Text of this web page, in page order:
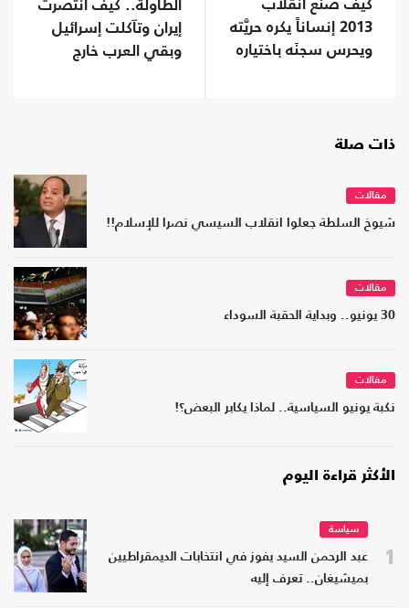
كيف صنع انقلاب
2013 إنساناً يكره حريَّته
ويحرس سجنَه باختياره
الطاولة.. كيف انتصرت
إيران وتآكلت إسرائيل
وبقي العرب خارج
ذات صلة
مقالات
شيوخ السلطة جعلوا انقلاب السيسي نصرا للإسلام!!
مقالات
30 يونيو.. وبداية الحقبة السوداء
مقالات
نكبة يونيو السياسية.. لماذا يكابر البعض؟!
الأكثر قراءة اليوم
1
سياسة
عبد الرحمن السيد يفوز في انتخابات الديمقراطيين
بميشيغان.. تعرف إليه